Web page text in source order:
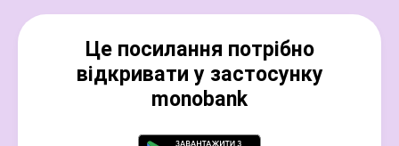
Це посилання потрібно
відкривати у застосунку
monobank